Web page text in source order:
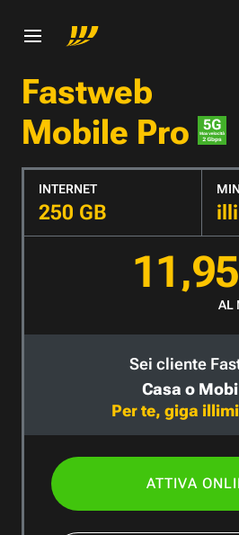
Fastweb
Mobile Pro
INTERNET
250 GB
AL
Sei cliente
Casa o
Per te, giga
ATTIVA